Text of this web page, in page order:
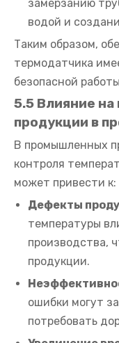
замерзанию
водой и
Таким образом,
термодатчика
безопасной
5.5 Влияние на
продукции в
В промышленных
контроля
может привести к:
Дефекты
температуры
производства,
продукции.
ошибки могут
потребовать